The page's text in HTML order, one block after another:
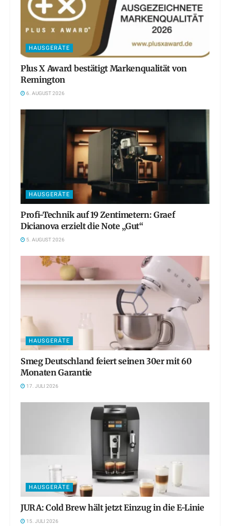
HAUSGERÄTE
Plus X Award bestätigt Markenqualität von
Remington
6. AUGUST 2026
HAUSGERÄTE
Profi-Technik auf 19 Zentimetern: Graef
Dicianova erzielt die Note „Gut“
5. AUGUST 2026
HAUSGERÄTE
Smeg Deutschland feiert seinen 30er mit 60
Monaten Garantie
17. JULI 2026
HAUSGERÄTE
JURA: Cold Brew hält jetzt Einzug in die E-Linie
15. JULI 2026